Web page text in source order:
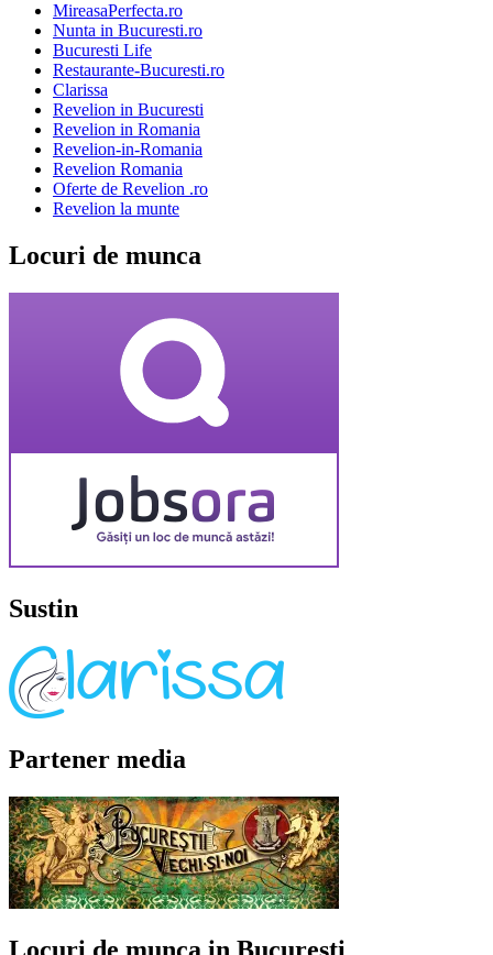
MireasaPerfecta.ro
Nunta in Bucuresti.ro
Bucuresti Life
Restaurante-Bucuresti.ro
Clarissa
Revelion in Bucuresti
Revelion in Romania
Revelion-in-Romania
Revelion Romania
Oferte de Revelion .ro
Revelion la munte
Locuri de munca
Sustin
Partener media
Locuri de munca in Bucuresti